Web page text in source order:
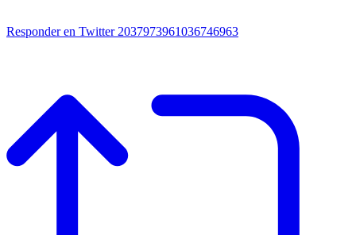
Responder en Twitter 2037973961036746963